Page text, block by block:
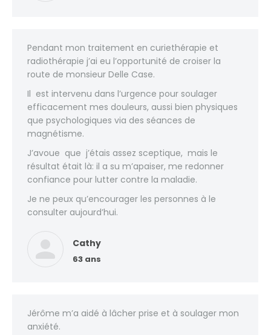
Pendant mon traitement en curiethérapie et
radiothérapie j’ai eu l’opportunité de croiser la
route de monsieur Delle Case.
Il est intervenu dans l’urgence pour soulager
efficacement mes douleurs, aussi bien physiques
que psychologiques via des séances de
magnétisme.
J’avoue que j’étais assez sceptique, mais le
résultat était là: il a su m’apaiser, me redonner
confiance pour lutter contre la maladie.
Je ne peux qu’encourager les personnes à le
consulter aujourd’hui.
Cathy
63 ans
Jérôme m’a aidé à lâcher prise et à soulager mon
anxiété.